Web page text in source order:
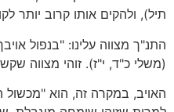
תיל), ולהקים אותו קרוב יותר
התנ"ך מצווה עלינו: "בנפול
(משלי כ"ד, י"ז). זוהי מצווה
האויב, במקרה זה, הוא